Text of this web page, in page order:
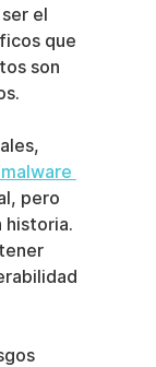
el
que
son
pero
historia.